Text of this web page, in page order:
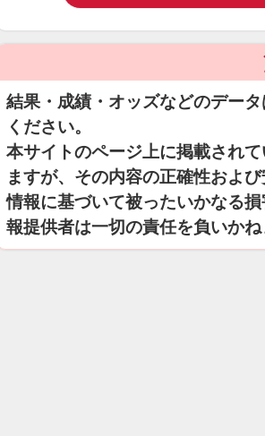
結果・成績・オッズなどのデー
ください。
本サイトのページ上に掲載され
ますが、その内容の正確性およ
情報に基づいて被ったいかなる
報提供者は一切の責任を負いかね